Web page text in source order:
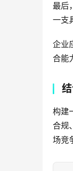
最后
一支
企业
合能
构建
合规
场竞